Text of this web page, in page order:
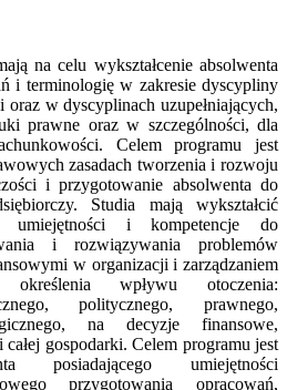
na celu wykształcenie absolwenta
i terminologię w zakresie dyscypliny
w dyscyplinach uzupełniających,
prawne oraz w szczególności, dla
Celem programu jest
zasadach tworzenia i rozwoju
i przygotowanie absolwenta do
Studia mają wykształcić
umiejętności i kompetencje do
i rozwiązywania problemów
w organizacji i zarządzaniem
wpływu otoczenia:
politycznego, prawnego,
na decyzje finansowe,
gospodarki. Celem programu jest
posiadającego umiejętności
przygotowania opracowań,